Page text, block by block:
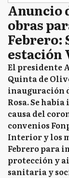
Anuncio
obras
Febrero:
estación
El presidente
Quinta de
inauguración
Rosa. Se
causa del
convenios
Interior y los
Febrero para
protección y
sanitaria y